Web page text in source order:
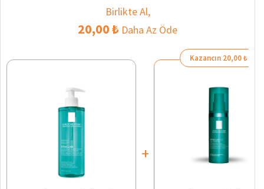
Birlikte Al,
20,00 ₺ Daha Az Öde
+
Kazancın 20,00 ₺